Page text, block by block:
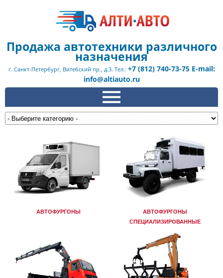
Продажа автотехники различного
назначения
г. Санкт-Петербург, Витебский пр., д.3. Тел.: +7 (812) 740-73-75 E-mail:
info@altiauto.ru
АВТОФУРГОНЫ
АВТОФУРГОНЫ
СПЕЦИАЛИЗИРОВАННЫЕ